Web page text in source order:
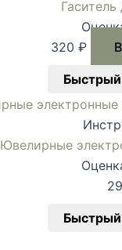
Гаситель
320 ₽
Ювелирные